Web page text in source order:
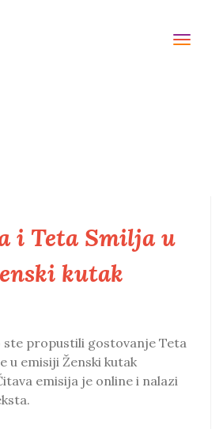
i Teta Smilja u
kutak
ste propustili gostovanje Teta
u emisiji Ženski kutak
emisija je online i nalazi